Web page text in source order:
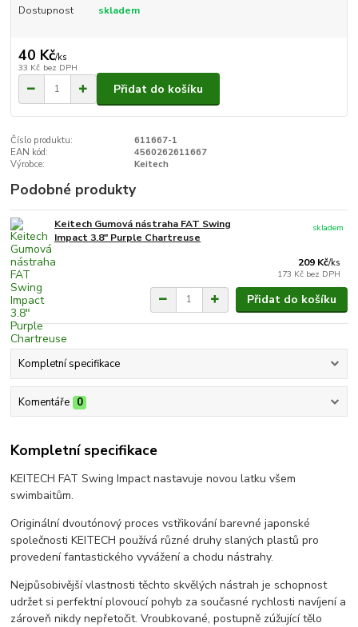
Dostupnost skladem
40 Kč/ks
33 Kč bez DPH
Přidat do košíku
Číslo produktu:
611667-1
EAN kód:
4560262611667
Výrobce:
Keitech
Podobné produkty
Keitech Gumová nástraha FAT Swing
Impact 3.8" Purple Chartreuse
209 Kč/ks
173 Kč bez DPH
skladem
Přidat do košíku
Kompletní specifikace
Komentáře 0
Kompletní specifikace
KEITECH FAT Swing Impact nastavuje novou latku všem
swimbaitům.
Originální dvoutónový proces vstřikování barevné japonské
společnosti KEITECH používá různé druhy slaných plastů pro
provedení fantastického vyvážení a chodu nástrahy.
Nejpůsobivější vlastnosti těchto skvělých nástrah je schopnost
udržet si perfektní plovoucí pohyb za současné rychlosti navíjení a
zároveň nikdy nepřetočit. Vroubkované, postupně zúžující tělo